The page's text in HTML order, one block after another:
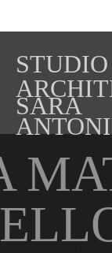
STUDIO
SARA